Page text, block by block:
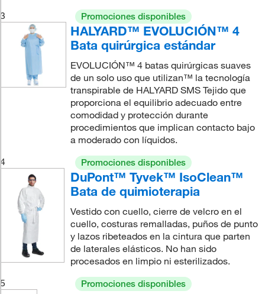
3
Promociones disponibles
HALYARD™ EVOLUCIÓN™ 4
Bata quirúrgica estándar
EVOLUCIÓN™ 4 batas quirúrgicas suaves
de un solo uso que utilizan™ la tecnología
transpirable de HALYARD SMS Tejido que
proporciona el equilibrio adecuado entre
comodidad y protección durante
procedimientos que implican contacto bajo
a moderado con líquidos.
4
Promociones disponibles
DuPont™ Tyvek™ IsoClean™
Bata de quimioterapia
Vestido con cuello, cierre de velcro en el
cuello, costuras remalladas, puños de punto
y lazos ribeteados en la cintura que parten
de laterales elásticos. No han sido
procesados en limpio ni esterilizados.
5
Promociones disponibles